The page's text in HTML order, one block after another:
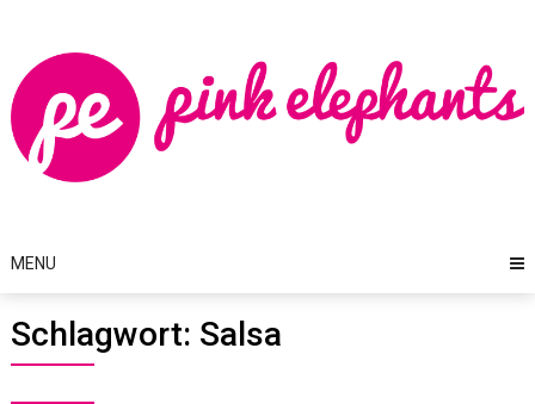
content
MENU
Schlagwort: Salsa